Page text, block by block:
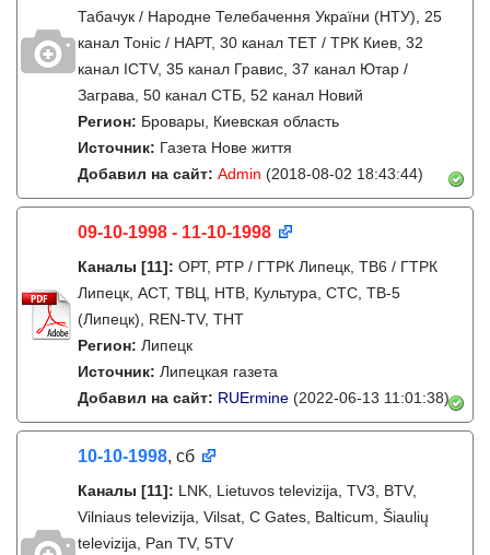
Табачук / Народне Телебачення України (НТУ), 25
канал Тонiс / НАРТ, 30 канал ТЕТ / ТРК Киев, 32
канал ICTV, 35 канал Гравис, 37 канал Ютар /
Заграва, 50 канал СТБ, 52 канал Новий
Регион: Бровары, Киевская область
Источник: Газета Нове життя
Добавил на сайт: Admin (2018-08-02 18:43:44)
09-10-1998 - 11-10-1998
Каналы [11]: ОРТ, РТР / ГТРК Липецк, ТВ6 / ГТРК
Липецк, АСТ, ТВЦ, НТВ, Культура, СТС, ТВ-5
(Липецк), REN-TV, ТНТ
Регион: Липецк
Источник: Липецкая газета
Добавил на сайт: RUErmine (2022-06-13 11:01:38)
10-10-1998, сб
Каналы [11]: LNK, Lietuvos televizija, TV3, BTV,
Vilniaus televizija, Vilsat, C Gates, Balticum, Šiaulių
televizija, Pan TV, 5TV